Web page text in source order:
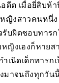
ดีต เมื่อยี่สิบห้
ญิงสาวคนหนึ่ง
บผิดชอบทารก
ญิงเองก็หาย
เนิดเด็กทารก
มาจนถึงทุกวัน